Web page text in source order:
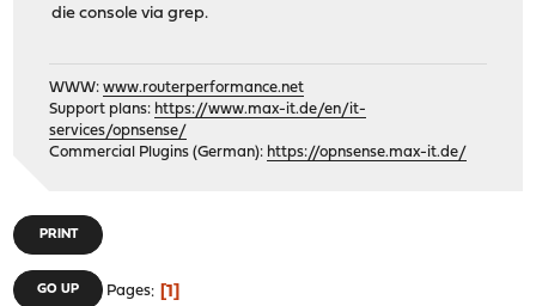
die console via grep.
WWW:www.routerperformance.net
Support plans: https://www.max-it.de/en/it-
services/opnsense/
Commercial Plugins (German): https://opnsense.max-it.de/
PRINT
GO UP Pages 1